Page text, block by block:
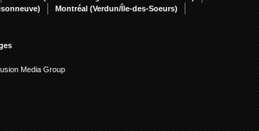
Montréal (Verdun/Île-des-Soeurs)
Media Group